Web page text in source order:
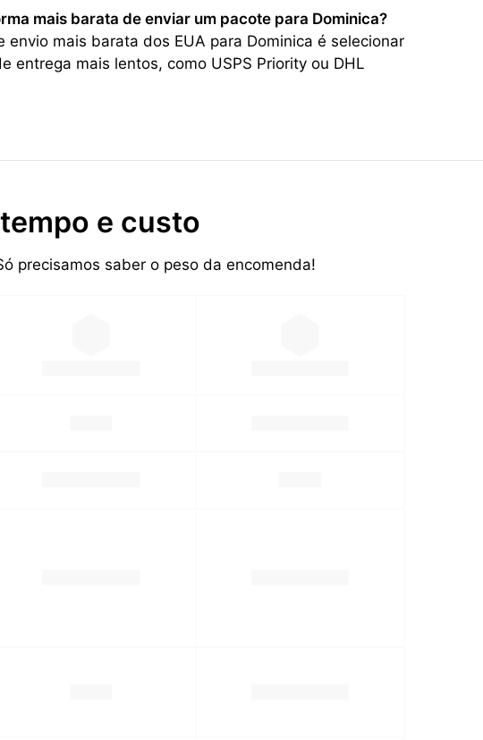
mais barata de enviar um pacote para Dominica?
envio mais barata dos EUA para Dominica é selecionar
entrega mais lentos, como USPS Priority ou DHL
e custo
precisamos saber o peso da encomenda!